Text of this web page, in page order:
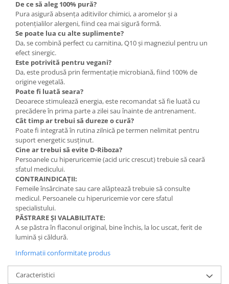
De ce să aleg 100% pură?
Pura asigură absența aditivilor chimici, a aromelor și a
potențialilor alergeni, fiind cea mai sigură formă.
Se poate lua cu alte suplimente?
Da, se combină perfect cu carnitina, Q10 și magneziul pentru un
efect sinergic.
Este potrivită pentru vegani?
Da, este produsă prin fermentație microbiană, fiind 100% de
origine vegetală.
Poate fi luată seara?
Deoarece stimulează energia, este recomandat să fie luată cu
precădere în prima parte a zilei sau înainte de antrenament.
Cât timp ar trebui să dureze o cură?
Poate fi integrată în rutina zilnică pe termen nelimitat pentru
suport energetic susținut.
Cine ar trebui să evite D-Riboza?
Persoanele cu hiperuricemie (acid uric crescut) trebuie să ceară
sfatul medicului.
CONTRAINDICAȚII:
Femeile însărcinate sau care alăptează trebuie să consulte
medicul. Persoanele cu hiperuricemie vor cere sfatul
specialistului.
PĂSTRARE ȘI VALABILITATE:
A se păstra în flaconul original, bine închis, la loc uscat, ferit de
lumină și căldură.
Informatii conformitate produs
Caracteristici